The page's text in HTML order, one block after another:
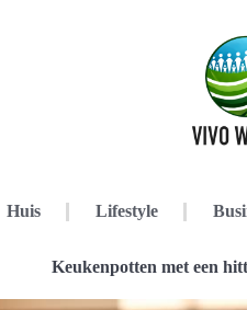
Huis Lifestyle
Keukenpotten met een